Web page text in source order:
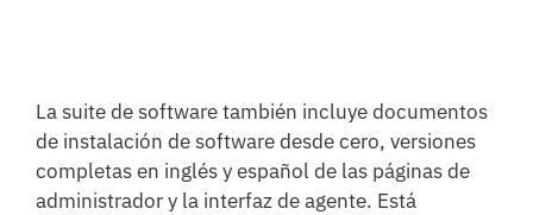
La suite de software también incluye documentos
de instalación de software desde cero, versiones
completas en inglés y español de las páginas de
administrador y la interfaz de agente. Está